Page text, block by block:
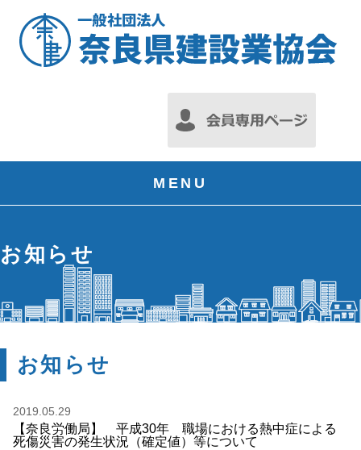
MENU
お知らせ
お知らせ
2019.05.29
【奈良労働局】 平成30年 職場における熱中症による
死傷災害の発生状況（確定値）等について